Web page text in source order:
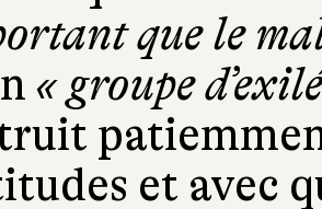
que le
« groupe
et avec